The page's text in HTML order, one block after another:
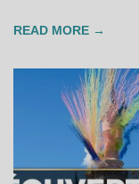
READ MORE →